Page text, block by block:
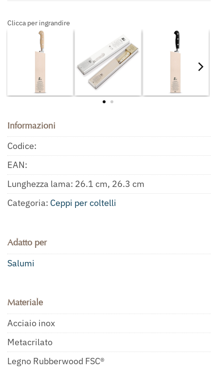
Clicca per ingrandire
Informazioni
Codice:
EAN:
Lunghezza lama: 26.1 cm, 26.3 cm
Categoria: Ceppi per coltelli
Adatto per
Salumi
Materiale
Acciaio inox
Metacrilato
Legno Rubberwood FSC®